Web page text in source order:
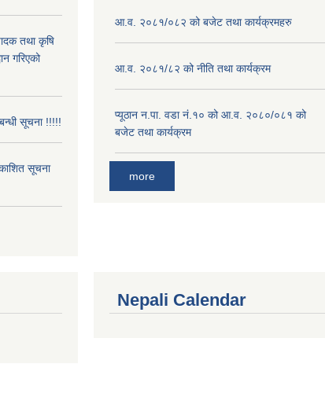
तथा कृषि
गरिएको
सूचना !!!!!
सूचना
आ.व. २०८१/०८२ को बजेट तथा कार्यक्रमहरु
आ.व. २०८१/८२ को नीति तथा कार्यक्रम
प्यूठान न.पा. वडा नं.१० को आ.व. २०८०/०८१ को
बजेट तथा कार्यक्रम
more
Nepali Calendar